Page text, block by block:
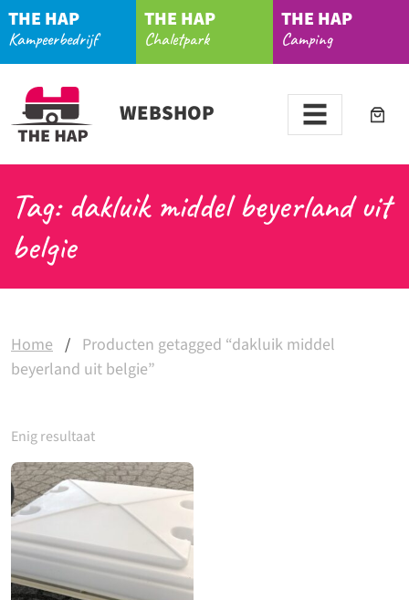
THE HAP
Kampeerbedrijf
THE HAP
Chaletpark
THE HAP
Camping
WEBSHOP
Tag: dakluik middel beyerland uit
belgie
Home / Producten getagged “dakluik middel
beyerland uit belgie”
Enig resultaat